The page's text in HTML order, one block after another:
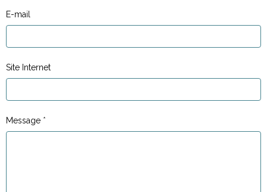
E-mail
Site Internet
Message